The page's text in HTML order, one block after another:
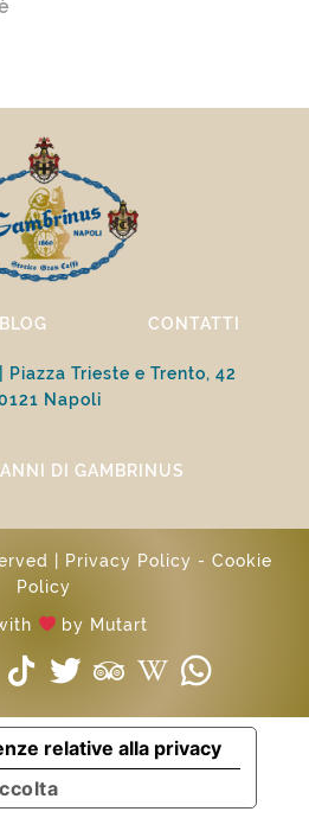
BLOG CONTATTI
Piazza Trieste e Trento, 42
Napoli
DI GAMBRINUS
| Privacy Policy - Cookie
Policy
by Mutart
relative alla privacy